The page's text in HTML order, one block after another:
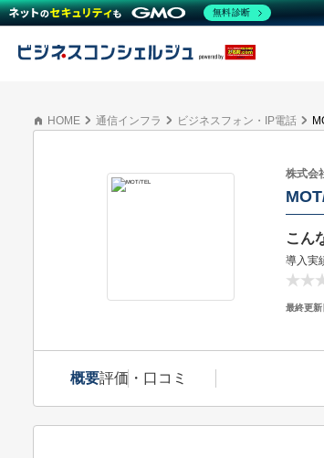
HOME 通信インフラ ビジネスフォン・IP電話
株式会
こん
導入実
最終更新
概要評価・口コミ
無料診断